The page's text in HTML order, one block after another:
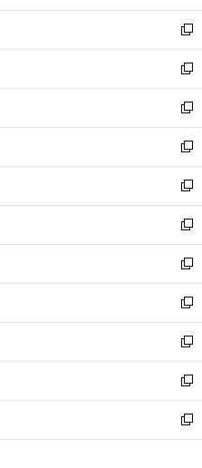
開
く
新
し
い
ウ
ィ
ン
ド
ウ
で
開
く
新
し
い
ウ
ィ
ン
ド
ウ
で
開
く
新
し
い
ウ
ィ
ン
ド
ウ
で
開
く
新
し
い
ウ
ィ
ン
ド
ウ
で
開
く
新
し
い
ウ
ィ
ン
ド
ウ
で
開
く
新
し
い
ウ
ィ
ン
ド
ウ
で
開
く
新
し
い
ウ
ィ
ン
ド
ウ
で
開
新
し
い
ウ
ィ
ン
ド
ウ
新
し
い
ウ
ィ
ン
新
し
い
ウ
新
し